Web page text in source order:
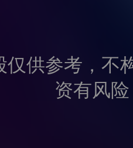
仅供参考，不
资有风